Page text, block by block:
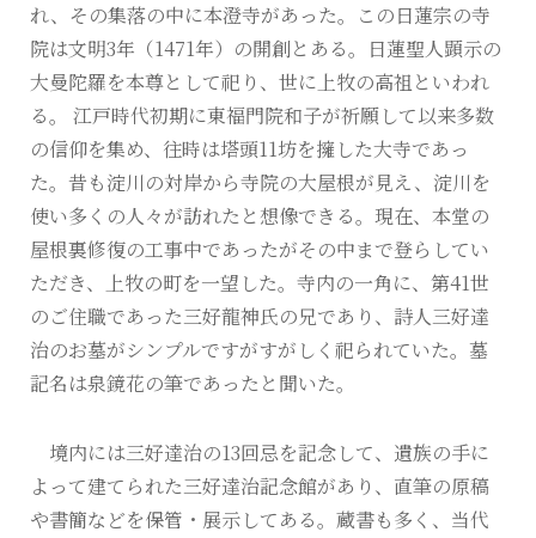
れ、その集落の中に本澄寺があった。この日蓮宗の寺
院は文明3年（1471年）の開創とある。日蓮聖人顕示の
大曼陀羅を本尊として祀り、世に上牧の高祖といわれ
る。 江戸時代初期に東福門院和子が祈願して以来多数
の信仰を集め、往時は塔頭11坊を擁した大寺であっ
た。昔も淀川の対岸から寺院の大屋根が見え、淀川を
使い多くの人々が訪れたと想像できる。現在、本堂の
屋根裏修復の工事中であったがその中まで登らしてい
ただき、上牧の町を一望した。寺内の一角に、第41世
のご住職であった三好龍神氏の兄であり、詩人三好達
治のお墓がシンプルですがすがしく祀られていた。墓
記名は泉鏡花の筆であったと聞いた。
境内には三好達治の13回忌を記念して、遺族の手に
よって建てられた三好達治記念館があり、直筆の原稿
や書簡などを保管・展示してある。蔵書も多く、当代